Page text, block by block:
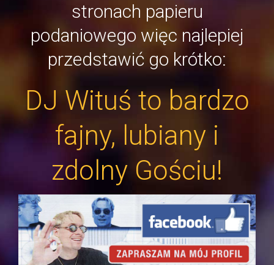
stronach papieru
podaniowego więc najlepiej
przedstawić go krótko:
DJ Wituś to bardzo
fajny, lubiany i
zdolny Gościu!